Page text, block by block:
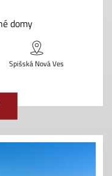
domy
Spišská Nová Ves